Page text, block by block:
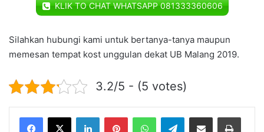
KLIK TO CHAT WHATSAPP 081333360606
Silahkan hubungi kami untuk bertanya-tanya maupun
memesan tempat kost unggulan dekat UB Malang 2019.
3.2/5 - (5 votes)
Telegram